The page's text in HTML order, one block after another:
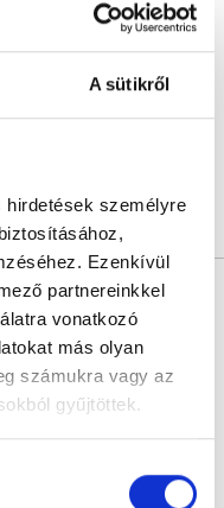
A sütikről
hirdetések személyre
Ezenkívül
partnereinkkel
vonatkozó
más olyan
számukra vagy az
gyűjtöttek.
info/foglaljorvost-
Sámuel u. 16.
P70
Pannónia utca 70.